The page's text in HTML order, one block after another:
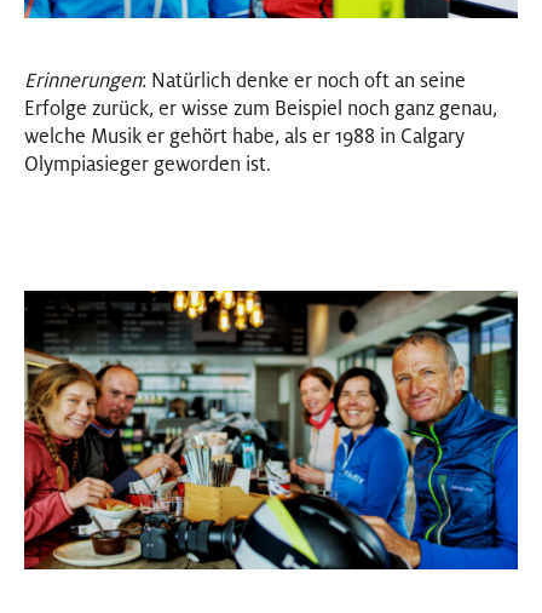
Erinnerungen: Natürlich denke er noch oft an seine
Erfolge zurück, er wisse zum Beispiel noch ganz genau,
welche Musik er gehört habe, als er 1988 in Calgary
Olympiasieger geworden ist.